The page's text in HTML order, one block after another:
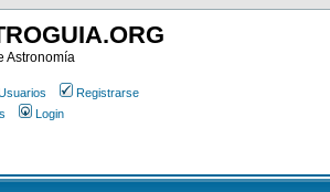
Astronomía
Registrarse
Login